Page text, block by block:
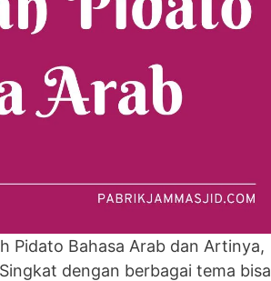
Pidato Bahasa Arab dan Artinya,
dengan berbagai tema bisa